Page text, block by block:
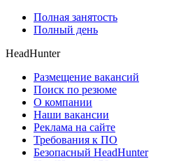
Полная занятость
Полный день
HeadHunter
Размещение вакансий
Поиск по резюме
О компании
Наши вакансии
Реклама на сайте
Требования к ПО
Безопасный HeadHunter